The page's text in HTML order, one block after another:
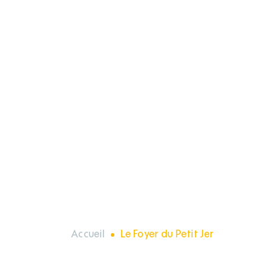
Accueil Le Foyer du Petit Jer